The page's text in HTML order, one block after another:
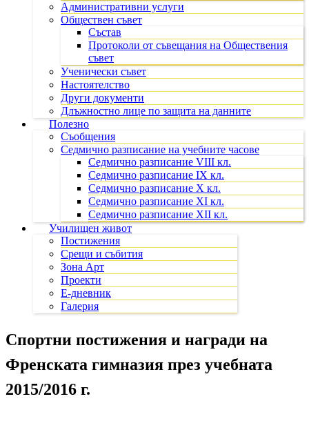
Административни услуги
Обществен съвет
Състав
Протоколи от съвещания на Обществения
съвет
Ученически съвет
Настоятелство
Други документи
Длъжностно лице по защита на данните
Полезно
Съобщения
Седмично разписание на учебните часове
Седмично разписание VIII кл.
Седмично разписание IX кл.
Седмично разписание X кл.
Седмично разписание XI кл.
Седмично разписание XII кл.
Училищен живот
Постижения
Срещи и събития
Зона Арт
Проекти
Е-дневник
Галерия
Спортни постижения и награди на
Френската гимназия през учебната
2015/2016 г.